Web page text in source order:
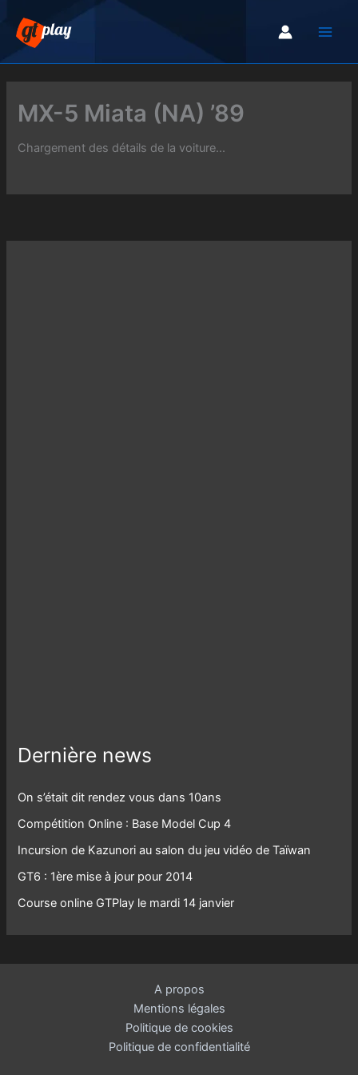
contenu
MX-5 Miata (NA) ’89
Chargement des détails de la voiture...
Dernière news
On s’était dit rendez vous dans 10ans
Compétition Online : Base Model Cup 4
Incursion de Kazunori au salon du jeu vidéo de Taïwan
GT6 : 1ère mise à jour pour 2014
Course online GTPlay le mardi 14 janvier
A propos
Mentions légales
Politique de cookies
Politique de confidentialité